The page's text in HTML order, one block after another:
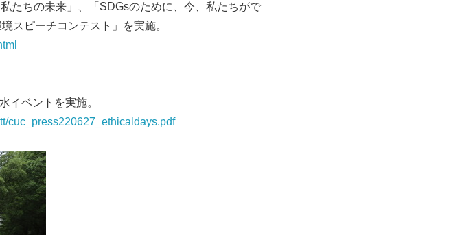
たちの未来」、「SDGsのために、今、私たちがで
スピーチコンテスト」を実施。
イベントを実施。
cuc_press220627_ethicaldays.pdf